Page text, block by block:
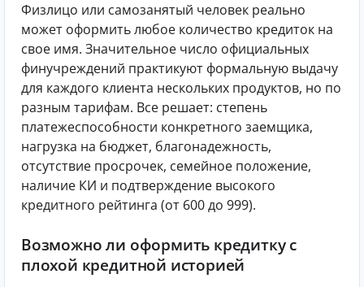
Физлицо или самозанятый человек реально
может оформить любое количество кредиток на
свое имя. Значительное число официальных
финучреждений практикуют формальную выдачу
для каждого клиента нескольких продуктов, но по
разным тарифам. Все решает: степень
платежеспособности конкретного заемщика,
нагрузка на бюджет, благонадежность,
отсутствие просрочек, семейное положение,
наличие КИ и подтверждение высокого
кредитного рейтинга (от 600 до 999).
Возможно ли оформить кредитку с
плохой кредитной историей